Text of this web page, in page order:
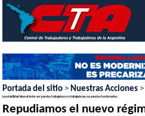
Portada del sitio > Nuestras Acciones >
La estabilidad laboral debe ser para los trabajadores y trabajadoras, no para los funcionarios.
Repudiamos el nuevo